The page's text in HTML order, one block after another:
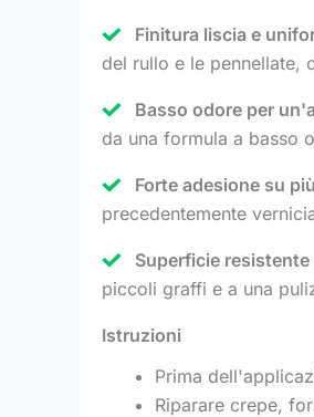
Finitura liscia e
del rullo e le pennellate,
Basso odore per
da una formula a basso
Forte adesione su
precedentemente
Superficie
piccoli graffi e a una
Istruzioni
Prima
Riparare crepe,